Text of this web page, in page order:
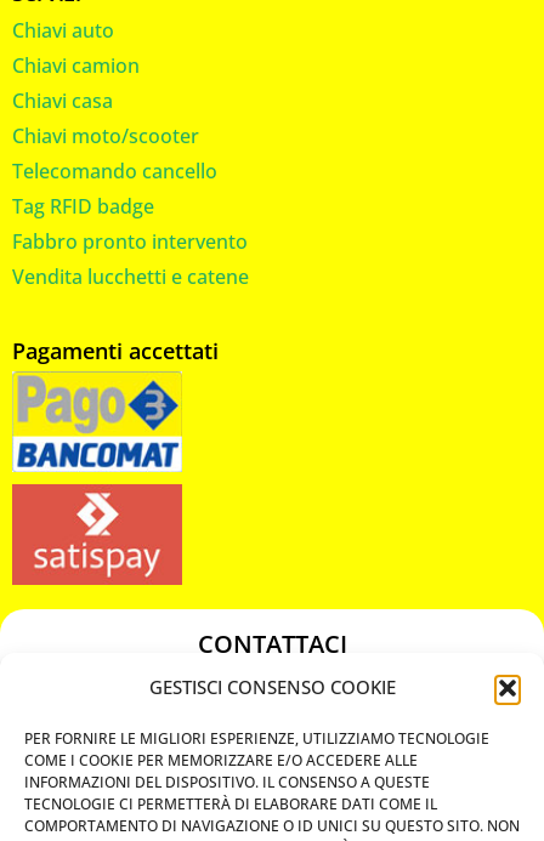
GESTISCI CONSENSO COOKIE
PER FORNIRE LE MIGLIORI ESPERIENZE, UTILIZZIAMO TECNOLOGIE
COME I COOKIE PER MEMORIZZARE E/O ACCEDERE ALLE
INFORMAZIONI DEL DISPOSITIVO. IL CONSENSO A QUESTE
TECNOLOGIE CI PERMETTERÀ DI ELABORARE DATI COME IL
COMPORTAMENTO DI NAVIGAZIONE O ID UNICI SU QUESTO SITO. NON
Chiavi auto
Chiavi camion
Chiavi casa
Chiavi moto/scooter
Telecomando cancello
Tag RFID badge
Fabbro pronto intervento
Vendita lucchetti e catene
Pagamenti accettati
CONTATTACI
349 3863811
chiavicodificate@gmail.com
Privacy Policy